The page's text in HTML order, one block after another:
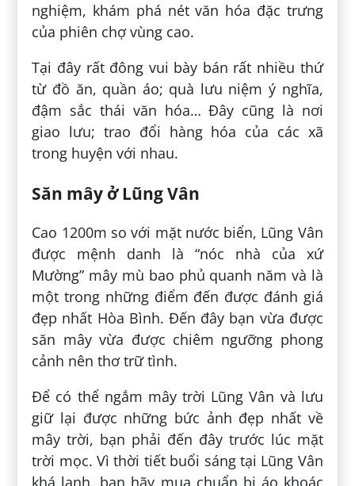
nghiệm, khám phá nét văn hóa đặc trưng
của phiên chợ vùng cao.
Tại đây rất đông vui bày bán rất nhiều thứ
từ đồ ăn, quần áo; quà lưu niệm ý nghĩa,
đậm sắc thái văn hóa… Đây cũng là nơi
giao lưu; trao đổi hàng hóa của các xã
trong huyện với nhau.
Săn mây ở Lũng Vân
Cao 1200m so với mặt nước biển, Lũng Vân
được mệnh danh là “nóc nhà của xứ
Mường” mây mù bao phủ quanh năm và là
một trong những điểm đến được đánh giá
đẹp nhất Hòa Bình. Đến đây bạn vừa được
săn mây vừa được chiêm ngưỡng phong
cảnh nên thơ trữ tình.
Để có thể ngắm mây trời Lũng Vân và lưu
giữ lại được những bức ảnh đẹp nhất về
mây trời, bạn phải đến đây trước lúc mặt
trời mọc. Vì thời tiết buổi sáng tại Lũng Vân